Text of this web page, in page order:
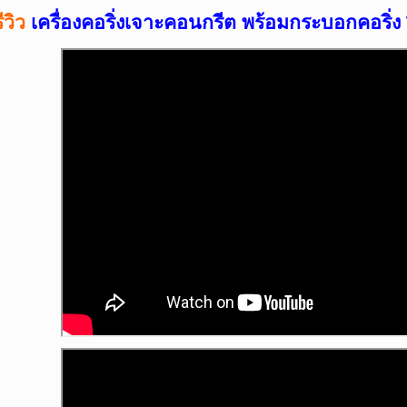
วิว เครื่องคอริ่งเจาะคอนกรีต พร้อมกระบอกคอริ่ง